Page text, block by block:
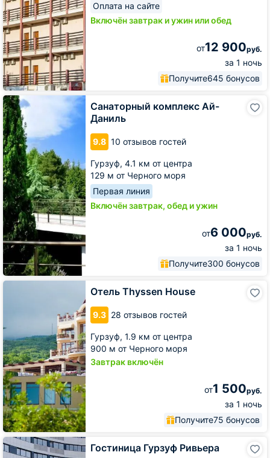
Оплата на сайте
Включён завтрак и ужин или обед
от12 900руб.
за 1 ночь
Получите645 бонусов
Санаторный комплекс Ай-
Даниль
9.8 10 отзывов гостей
Гурзуф, 4.1 км от центра
129 м от Черного моря
Первая линия
Включён завтрак, обед и ужин
от6 000руб.
за 1 ночь
Получите300 бонусов
Санаторный
комплекс
Ай-
Даниль
Отель Thyssen House
9.3 28 отзывов гостей
Гурзуф, 1.9 км от центра
900 м от Черного моря
Завтрак включён
от1 500руб.
за 1 ночь
Получите75 бонусов
Отель
Гостиница Гурзуф Ривьера
Гостиница
Гурзуф